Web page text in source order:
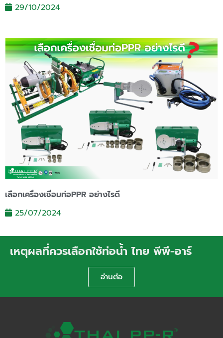
29/10/2024
เลือกเครื่องเชื่อมท่อPPR อย่างไรดี
25/07/2024
เหตุผลที่ควรเลือกใช้ท่อน้ำ ไทย พีพี-อาร์
อ่านต่อ